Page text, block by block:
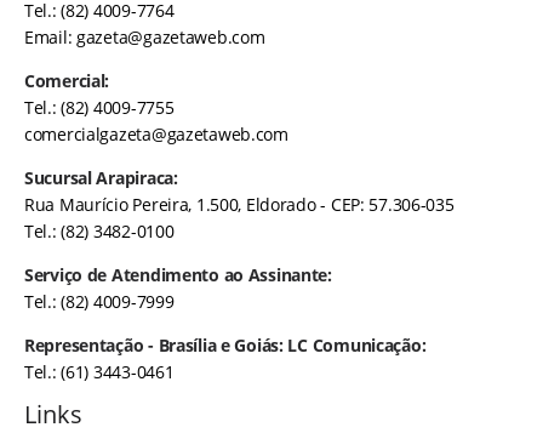
Tel.: (82) 4009-7764
Email:gazeta@gazetaweb.com
Comercial:
Tel.: (82) 4009-7755
comercialgazeta@gazetaweb.com
Sucursal Arapiraca:
Rua Maurício Pereira, 1.500, Eldorado - CEP: 57.306-035
Tel.: (82) 3482-0100
Serviço de Atendimento ao Assinante:
Tel.: (82) 4009-7999
Representação - Brasília e Goiás: LC Comunicação:
Tel.: (61) 3443-0461
Links